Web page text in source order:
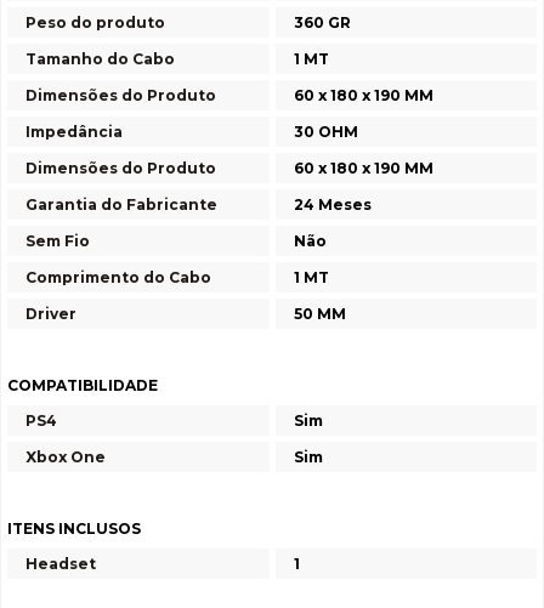
Peso do produto
360 GR
Tamanho do Cabo
1 MT
Dimensões do Produto
60 x 180 x 190 MM
Impedância
30 OHM
Dimensões do Produto
60 x 180 x 190 MM
Garantia do Fabricante
24 Meses
Sem Fio
Não
Comprimento do Cabo
1 MT
Driver
50 MM
COMPATIBILIDADE
PS4
Sim
Xbox One
Sim
ITENS INCLUSOS
Headset
1